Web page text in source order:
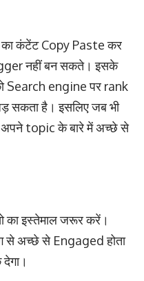
का कंटेंट Copy Paste कर
नहीं बन सकते। इसके
Search engine पर rank
सकता है। इसलिए जब भी
अपने topic के बारे में अच्छे से
का इस्तेमाल जरूर करें।
से अच्छे से Engaged होता